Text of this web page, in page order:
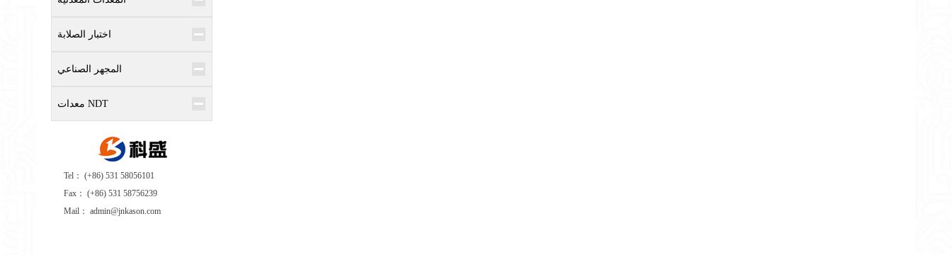
اختبار الصلابة
المجهر الصناعي
معدات NDT
Tel： (+86) 531 58056101
Fax： (+86) 531 58756239
Mail： admin@jnkason.com